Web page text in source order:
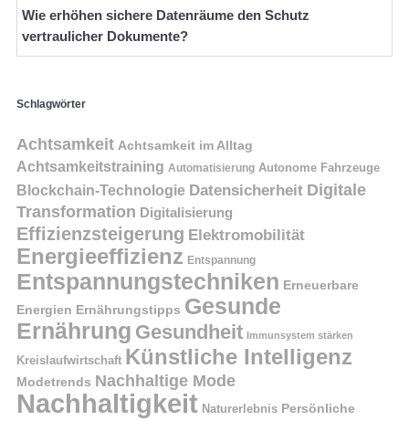
Wie erhöhen sichere Datenräume den Schutz
vertraulicher Dokumente?
Schlagwörter
Achtsamkeit Achtsamkeit im Alltag
Achtsamkeitstraining Automatisierung Autonome Fahrzeuge
Blockchain-Technologie Datensicherheit Digitale
Transformation Digitalisierung
Effizienzsteigerung Elektromobilität
Energieeffizienz Entspannung
Entspannungstechniken Erneuerbare
Energien Ernährungstipps Gesunde
Ernährung Gesundheit Immunsystem stärken
Kreislaufwirtschaft Künstliche Intelligenz
Modetrends Nachhaltige Mode
Nachhaltigkeit Naturerlebnis Persönliche